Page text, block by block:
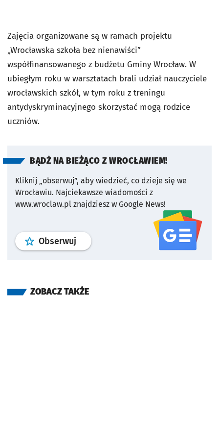
Zajęcia organizowane są w ramach projektu
„Wrocławska szkoła bez nienawiści”
współfinansowanego z budżetu Gminy Wrocław. W
ubiegłym roku w warsztatach brali udział nauczyciele
wrocławskich szkół, w tym roku z treningu
antydyskryminacyjnego skorzystać mogą rodzice
uczniów.
BĄDŹ NA BIEŻĄCO Z WROCŁAWIEM!
Kliknij „obserwuj”, aby wiedzieć, co dzieje się we
Wrocławiu. Najciekawsze wiadomości z
www.wroclaw.pl znajdziesz w Google News!
Obserwuj profil serwisu
ZOBACZ TAKŻE